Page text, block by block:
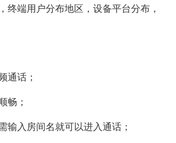
端用户分布地区，设备平台分布，
话；
；
入房间名就可以进入通话；